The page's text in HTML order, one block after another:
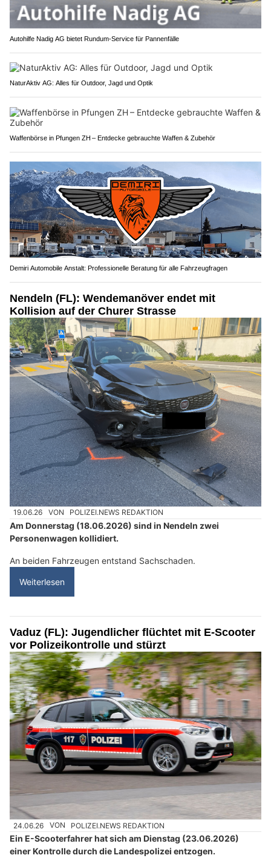
Autohilfe Nadig AG bietet Rundum‑Service für Pannenfälle
NaturAktiv AG: Alles für Outdoor, Jagd und Optik
Waffenbörse in Pfungen ZH – Entdecke gebrauchte Waffen & Zubehör
Demiri Automobile Anstalt: Professionelle Beratung für alle Fahrzeugfragen
Nendeln (FL): Wendemanöver endet mit
Kollision auf der Churer Strasse
19.06.26 VON POLIZEI.NEWS REDAKTION
Am Donnerstag (18.06.2026) sind in Nendeln zwei
Personenwagen kollidiert.
An beiden Fahrzeugen entstand Sachschaden.
Weiterlesen
Vaduz (FL): Jugendlicher flüchtet mit E-Scooter
vor Polizeikontrolle und stürzt
24.06.26 VON POLIZEI.NEWS REDAKTION
Ein E-Scooterfahrer hat sich am Dienstag (23.06.2026)
einer Kontrolle durch die Landespolizei entzogen.